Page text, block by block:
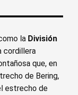
la División
cordillera
que, en
de Bering,
estrecho de